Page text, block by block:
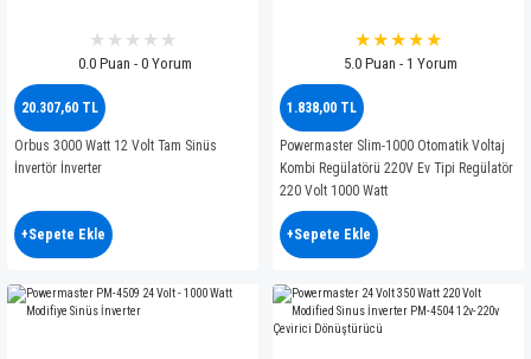
0.0 Puan - 0 Yorum
20.307,60 TL
Orbus 3000 Watt 12 Volt Tam Sinüs
İnvertör İnverter
+Sepete Ekle
5.0 Puan - 1 Yorum
1.838,00 TL
Powermaster Slim-1000 Otomatik Voltaj
Kombi Regülatörü 220V Ev Tipi Regülatör
220 Volt 1000 Watt
+Sepete Ekle